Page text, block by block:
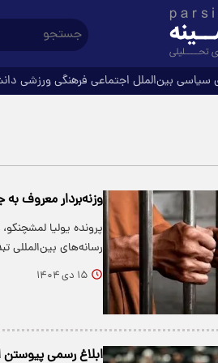
سیاسی بین‌الملل اجتماعی فرهنگیورزشی
وزنه‌بردار معروف
پرونده یولیا
رسانه‌های بین‌المللی
۱۵ دی ۱۴۰۴
ابلاغ رسمی پیوستن